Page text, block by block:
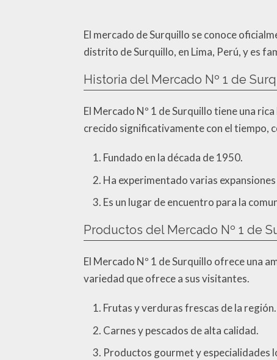
El mercado de Surquillo se conoce
distrito de Surquillo, en Lima, Perú, y es
Historia del Mercado Nº 1 de
El Mercado Nº 1 de Surquillo tiene una
crecido significativamente con el tiempo,
Fundado en la década de 1950.
Ha experimentado varias
Es un lugar de encuentro para la
Productos del Mercado Nº 1 de
El Mercado Nº 1 de Surquillo ofrece una
variedad que ofrece a sus visitantes.
Frutas y verduras frescas de la región.
Carnes y pescados de alta calidad.
Productos gourmet y especialidades